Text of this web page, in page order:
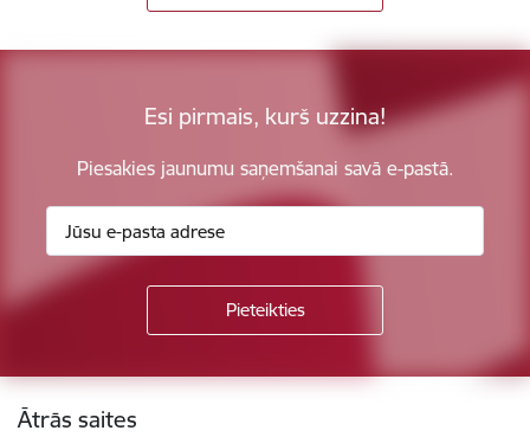
Esi pirmais, kurš uzzina!
Piesakies jaunumu saņemšanai savā e-pastā.
Kājene
Ātrās saites